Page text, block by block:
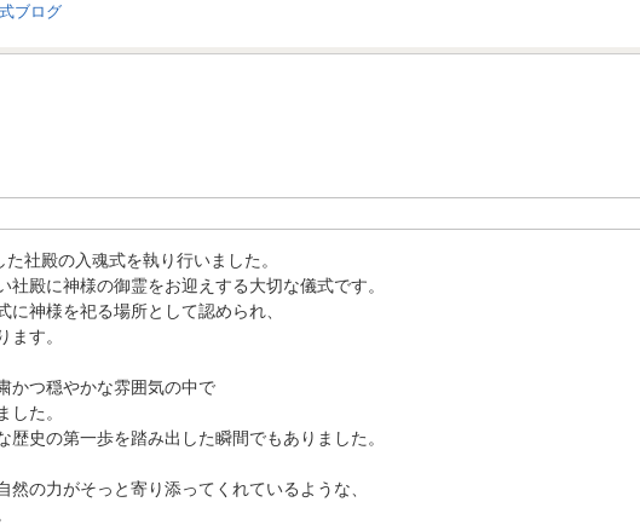
社殿の入魂式を執り行いました。
社殿に神様の御霊をお迎えする大切な儀式です。
に神様を祀る場所として認められ、
ます。
かつ穏やかな雰囲気の中で
した。
史の第一歩を踏み出した瞬間でもありました。
然の力がそっと寄り添ってくれているような、